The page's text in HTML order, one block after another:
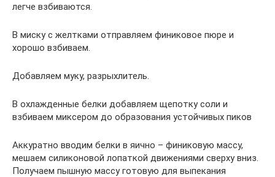
легче взбиваются.
В миску с желтками отправляем финиковое пюре и
хорошо взбиваем.
Добавляем муку, разрыхлитель.
В охлажденные белки добавляем щепотку соли и
взбиваем миксером до образования устойчивых пиков
Аккуратно вводим белки в яично – финиковую массу,
мешаем силиконовой лопаткой движениями сверху вниз.
Получаем пышную массу готовую для выпекания